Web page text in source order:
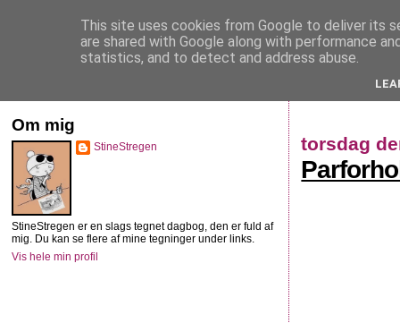
StineStregen
torsdag
Om mig
StineStregen
StineStregen er en slags tegnet dagbog, den er fuld af
mig. Du kan se flere af mine tegninger under links.
Vis hele min profil
This site uses cookies from Google to deliver its
are shared with Google along with performance
statistics, and to detect and address abuse.